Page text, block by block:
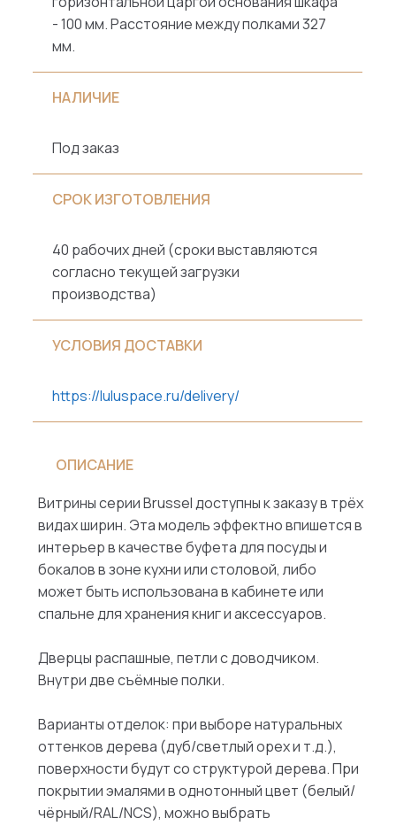
- 100 мм. Расстояние между полками 327
мм.
НАЛИЧИЕ
Под заказ
СРОК ИЗГОТОВЛЕНИЯ
40 рабочих дней (сроки выставляются
согласно текущей загрузки
производства)
УСЛОВИЯ ДОСТАВКИ
https://luluspace.ru/delivery/
ОПИСАНИЕ
Витрины серии Brussel доступны к заказу в трёх
видах ширин. Эта модель эффектно впишется в
интерьер в качестве буфета для посуды и
бокалов в зоне кухни или столовой, либо
может быть использована в кабинете или
спальне для хранения книг и аксессуаров.
Дверцы распашные, петли с доводчиком.
Внутри две съёмные полки.
Варианты отделок: при выборе натуральных
оттенков дерева (дуб/светлый орех и т.д.),
поверхности будут со структурой дерева. При
покрытии эмалями в однотонный цвет (белый/
чёрный/RAL/NCS), можно выбрать